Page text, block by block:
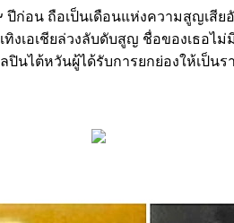
ก่อน ถือเป็นเดือนแห่งความสูญเสีย
ทิงเอเชียล่วงลับดับสูญ ชื่อของเธอไ
ลปินไต้หวันผู้ได้รับการยกย่องให้เป็น